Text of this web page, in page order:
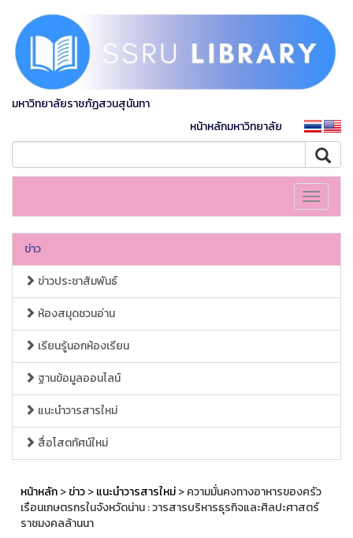
มหาวิทยาลัยราชภัฏสวนสุนันทา
หน้าหลักมหาวิทยาลัย
Toggle
ข่าว
ข่าวประชาสัมพันธ์
ห้องสมุดชวนอ่าน
เรียนรู้นอกห้องเรียน
ฐานข้อมูลออนไลน์
แนะนำวารสารใหม่
สื่อโสตทัศน์ใหม่
หน้าหลัก>ข่าว>แนะนำวารสารใหม่> ความมั่นคงทางอาหารของครัว
เรือนเกษตรกรในจังหวัดน่าน : วารสารบริหารธุรกิจและศิลปะศาสตร์
ราชมงคลล้านนา